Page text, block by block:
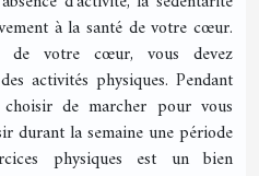
à la santé de votre cœur.
votre cœur, vous devez
activités physiques. Pendant
de marcher pour vous
durant la semaine une période
physiques est un bien